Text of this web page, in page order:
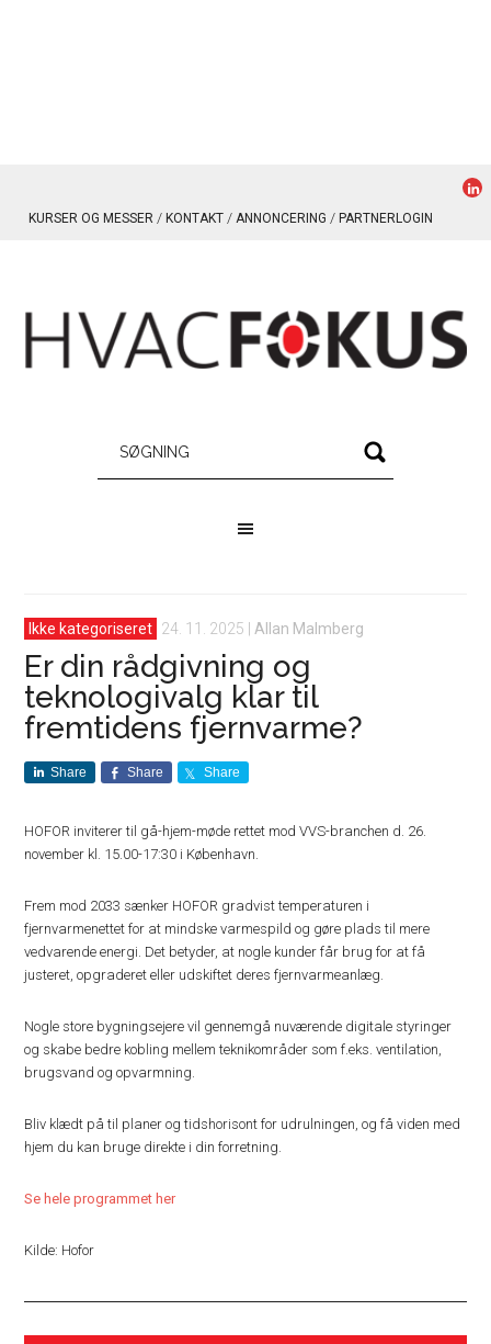
KURSER OG MESSER KONTAKT ANNONCERING PARTNERLOGIN
Ikke kategoriseret 24. 11. 2025 Allan Malmberg
Er din rådgivning og
teknologivalg klar til
fremtidens fjernvarme?
Share Share Share
HOFOR inviterer til gå-hjem-møde rettet mod VVS-branchen d. 26.
november kl. 15.00-17:30 i København.
Frem mod 2033 sænker HOFOR gradvist temperaturen i
fjernvarmenettet for at mindske varmespild og gøre plads til mere
vedvarende energi. Det betyder, at nogle kunder får brug for at få
justeret, opgraderet eller udskiftet deres fjernvarmeanlæg.
Nogle store bygningsejere vil gennemgå nuværende digitale styringer
og skabe bedre kobling mellem teknikområder som f.eks. ventilation,
brugsvand og opvarmning.
Bliv klædt på til planer og tidshorisont for udrulningen, og få viden med
hjem du kan bruge direkte i din forretning.
Se hele programmet her
Kilde: Hofor